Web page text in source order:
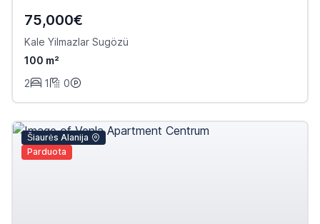
75,000€
Kale Yilmazlar Sugözü
100 m²
2
1 0
Šiaurės Alanija
Parduota